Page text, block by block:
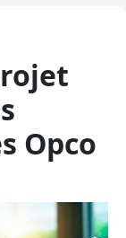
Opco